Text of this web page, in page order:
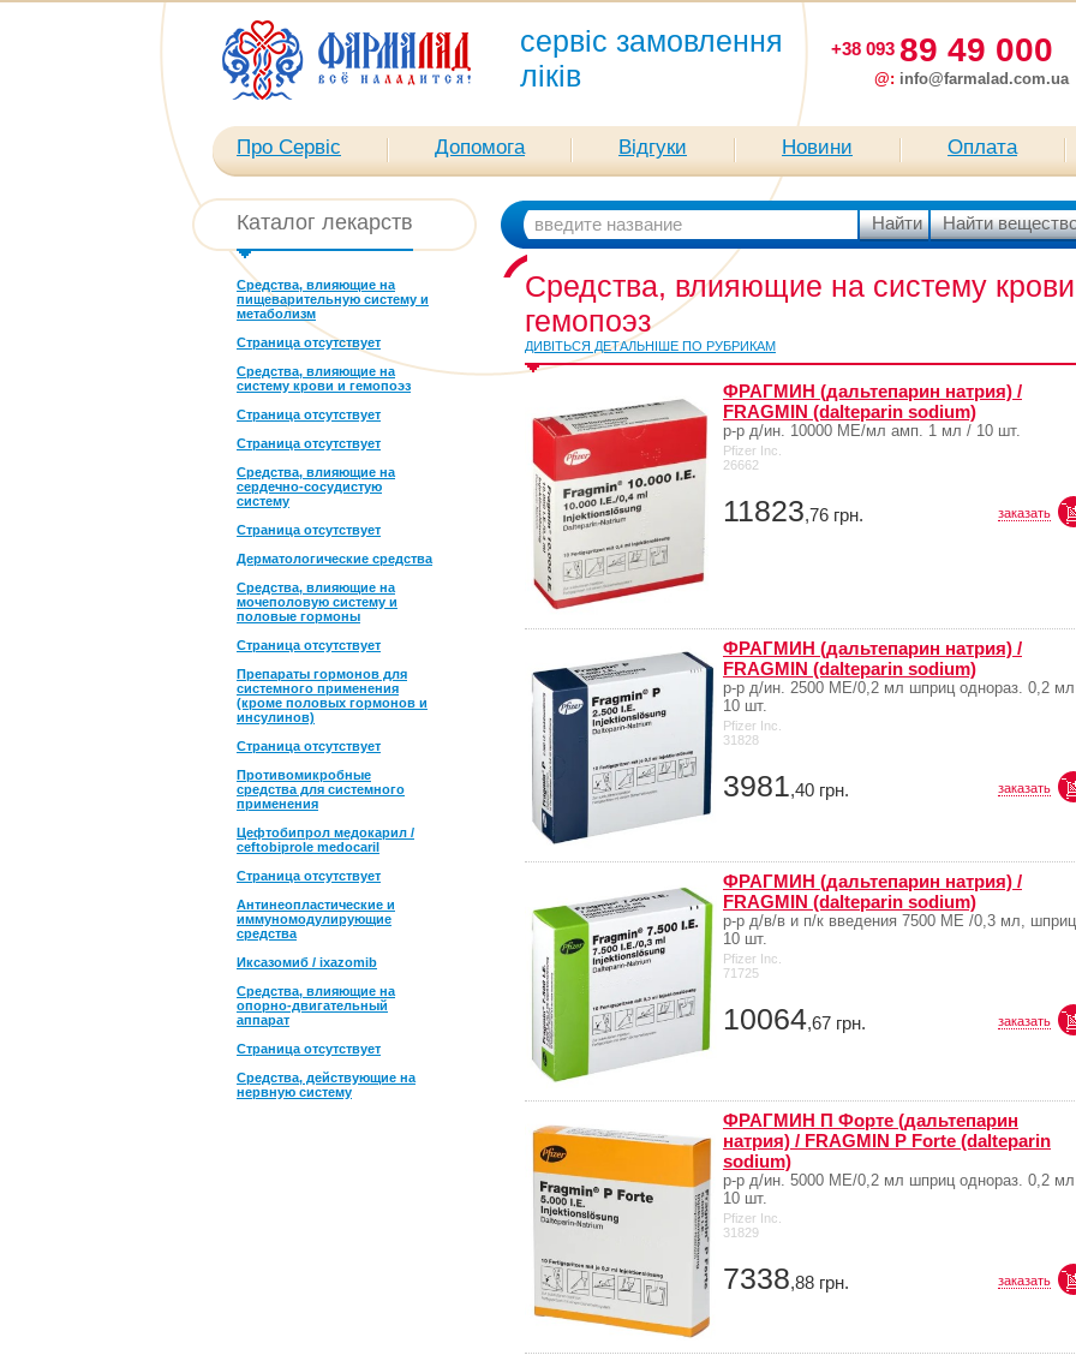
сервіс замовлення
ліків
+38 093 89 49 000
@: info@farmalad.com.ua
Про Сервіс Допомога Відгуки Новини Оплата
Каталог лекарств
Средства, влияющие на
пищеварительную систему и
метаболизм
Страница отсутствует
Средства, влияющие на
систему крови и гемопоэз
Страница отсутствует
Страница отсутствует
Средства, влияющие на
сердечно-сосудистую
систему
Страница отсутствует
Дерматологические средства
Средства, влияющие на
мочеполовую систему и
половые гормоны
Страница отсутствует
Препараты гормонов для
системного применения
(кроме половых гормонов и
инсулинов)
Страница отсутствует
Противомикробные
средства для системного
применения
Цефтобипрол медокарил /
ceftobiprole medocaril
Страница отсутствует
Антинеопластические и
иммуномодулирующие
средства
Иксазомиб / ixazomib
Средства, влияющие на
опорно-двигательный
аппарат
Страница отсутствует
Средства, действующие на
нервную систему
Средства, влияющие на систему
гемопоэз
ДИВІТЬСЯ ДЕТАЛЬНІШЕ ПО РУБРИКАМ
ФРАГМИН (дальтепарин натрия) /
FRAGMIN (dalteparin sodium)
р-р д/ин. 10000 МЕ/мл амп. 1 мл / 10 шт.
Pfizer Inc.
26662
11823,76 грн. заказать
ФРАГМИН (дальтепарин натрия) /
FRAGMIN (dalteparin sodium)
р-р д/ин. 2500 МЕ/0,2 мл шприц однораз. 0,2
10 шт.
Pfizer Inc.
31828
3981,40 грн. заказать
ФРАГМИН (дальтепарин натрия) /
FRAGMIN (dalteparin sodium)
р-р д/в/в и п/к введения 7500 МЕ /0,3 мл,
10 шт.
Pfizer Inc.
71725
10064,67 грн. заказать
ФРАГМИН П Форте (дальтепарин
натрия) / FRAGMIN P Forte (dalteparin
sodium)
р-р д/ин. 5000 МЕ/0,2 мл шприц однораз. 0,2
10 шт.
Pfizer Inc.
31829
7338,88 грн. заказать